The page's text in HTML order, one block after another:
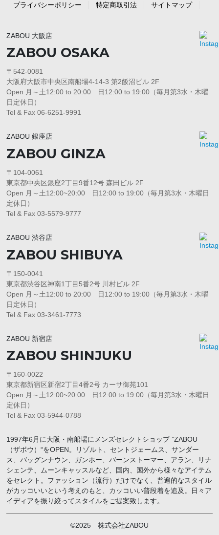
プライバシーポリシー 特定商取引法 サイトマップ
ZABOU 大阪店
ZABOU OSAKA
〒542-0081
大阪府大阪市中央区南船場4-14-3 第2飯沼ビル 2F
Open 月～土12:00 to 20:00 日12:00 to 19:00（毎月第3水・木曜
日定休日）
Tel & Fax 06-6251-9991
ZABOU 銀座店
ZABOU GINZA
〒104-0061
東京都中央区銀座2丁目9番12号 森田ビル 2F
Open 月～土12:00~20:00 日12:00 to 19:00（毎月第3水・木曜日
定休日）
Tel & Fax 03-5579-9777
ZABOU 渋谷店
ZABOU SHIBUYA
〒150-0041
東京都渋谷区神南1丁目5番2号 川村ビル 2F
Open 月～土12:00 to 20:00 日12:00 to 19:00（毎月第3水・木曜
日定休日）
Tel & Fax 03-3461-7773
ZABOU 新宿店
ZABOU SHINJUKU
〒160-0022
東京都新宿区新宿2丁目4番2号 カーサ御苑101
Open 月～土12:00~20:00 日12:00 to 19:00（毎月第3水・木曜日
定休日）
Tel & Fax 03-5944-0788
1997年6月に大阪・南船場にメンズセレクトショップ ”ZABOU
（ザボウ）“をOPEN。リゾルト、セントジェームス、サンダー
ス、バッグンナウン、ガンホー、バーンストーマー、アラン、リナ
シェンテ、ムーンキャッスルなど、国内、国外から様々なアイテム
をセレクト。ファッション（流行）だけでなく、普遍的なスタイル
がカッコいいという考えのもと、カッコいい普段着を追及。日々ア
イディアを振り絞ってスタイルをご提案致します。
©2025 株式会社ZABOU